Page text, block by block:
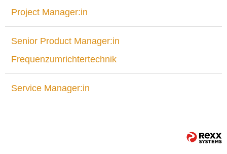
Project Manager:in
Senior Product Manager:in
Frequenzumrichtertechnik
Service Manager:in